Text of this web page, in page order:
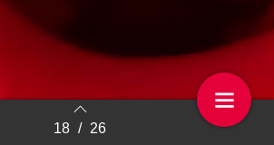
18 / 26